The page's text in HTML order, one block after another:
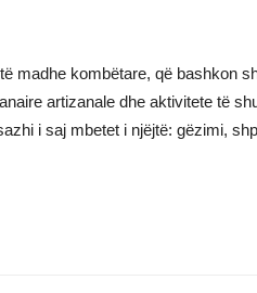
madhe kombëtare, që bashkon
artizanale dhe aktivitete të
i saj mbetet i njëjtë: gëzimi,